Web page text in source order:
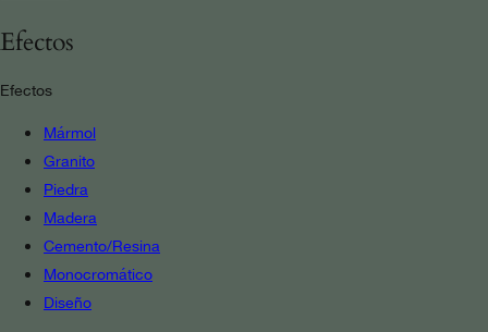
Efectos
Efectos
Mármol
Granito
Piedra
Madera
Cemento/Resina
Monocromático
Diseño